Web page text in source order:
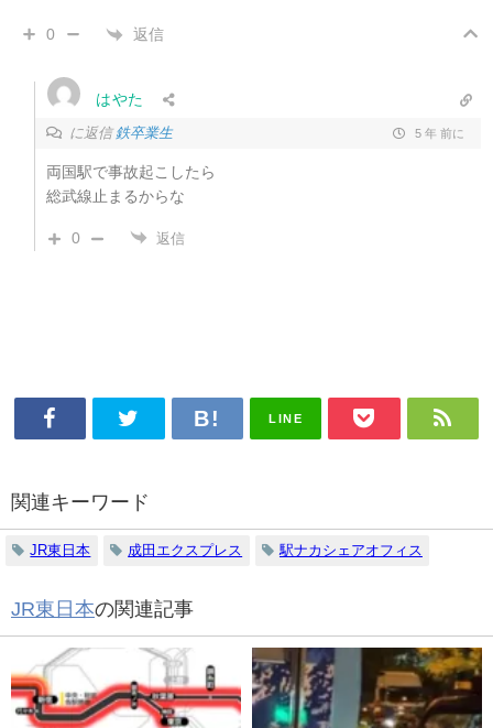
0 返信
はやた
に返信鉄卒業生 5 年 前に
両国駅で事故起こしたら
総武線止まるからな
0 返信
LINE
関連キーワード
JR東日本 成田エクスプレス 駅ナカシェアオフィス
JR東日本の関連記事